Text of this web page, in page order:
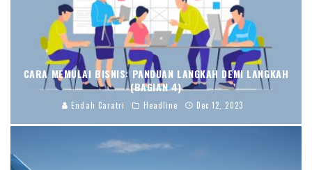
CARA MEMULAI BISNIS: PANDUAN LANGKAH DEMI LANGKAH
(BAGIAN 4)
Endah Caratri Headline Dec 12, 2023